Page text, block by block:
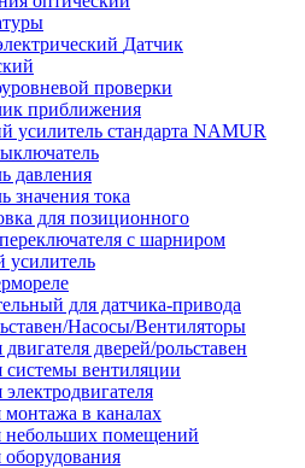
Датчик
проверки
приближения
усилитель стандарта NAMUR
давления
значения тока
для позиционного
с шарниром
усилитель
для датчика-привода
Насосы/Вентиляторы
дверей/рольставен
системы вентиляции
монтажа в каналах
небольших помещений